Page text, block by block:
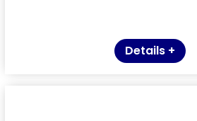
Details +